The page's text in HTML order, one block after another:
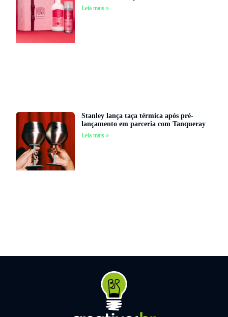
Leia mais »
Stanley lança taça térmica após pré-
lançamento em parceria com Tanqueray
Leia mais »